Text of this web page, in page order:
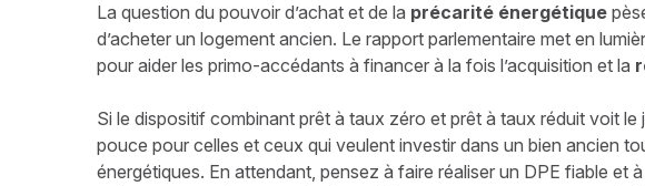
La question du pouvoir d’achat et de la précarité énergétique
d’acheter un logement ancien. Le rapport parlementaire met en
pour aider les primo-accédants à financer à la fois l’acquisition et la
Si le dispositif combinant prêt à taux zéro et prêt à taux réduit voit le
pouce pour celles et ceux qui veulent investir dans un bien ancien
énergétiques. En attendant, pensez à faire réaliser un DPE fiable et